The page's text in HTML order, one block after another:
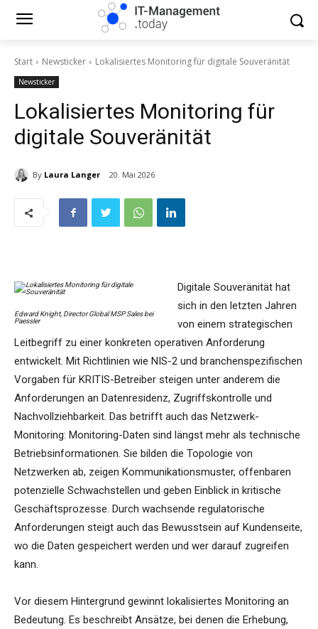
Start Newsticker Lokalisiertes Monitoring für digitale Souveränität
Newsticker
Lokalisiertes Monitoring für
digitale Souveränität
By Laura Langer 20. Mai 2026
Edward Knight, Director Global MSP Sales bei
Paessler
Digitale Souveränität hat
sich in den letzten Jahren
von einem strategischen
Leitbegriff zu einer konkreten operativen Anforderung
entwickelt. Mit Richtlinien wie NIS-2 und branchenspezifischen
Vorgaben für KRITIS-Betreiber steigen unter anderem die
Anforderungen an Datenresidenz, Zugriffskontrolle und
Nachvollziehbarkeit. Das betrifft auch das Netzwerk-
Monitoring: Monitoring-Daten sind längst mehr als technische
Betriebsinformationen. Sie bilden die Topologie von
Netzwerken ab, zeigen Kommunikationsmuster, offenbaren
potenzielle Schwachstellen und geben Einblick in kritische
Geschäftsprozesse. Durch wachsende regulatorische
Anforderungen steigt auch das Bewusstsein auf Kundenseite,
wo die Daten gespeichert werden und wer darauf zugreifen
kann.
Vor diesem Hintergrund gewinnt lokalisiertes Monitoring an
Bedeutung. Es beschreibt Ansätze, bei denen die Erhebung,